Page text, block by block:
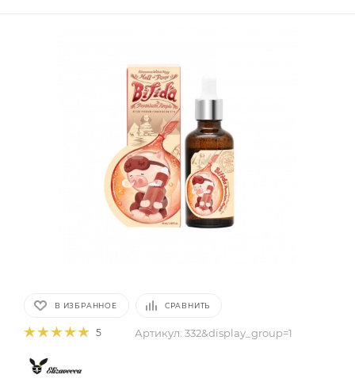
В ИЗБРАННОЕ СРАВНИТЬ
5 Артикул: 332&display_group=1